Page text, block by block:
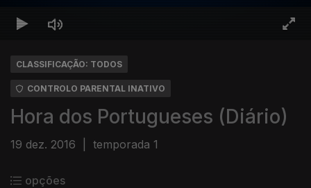
CLASSIFICAÇÃO: TODOS
CONTROLO PARENTAL INATIVO
Hora dos Portugueses (Diário)
19 dez. 2016 temporada 1
opções